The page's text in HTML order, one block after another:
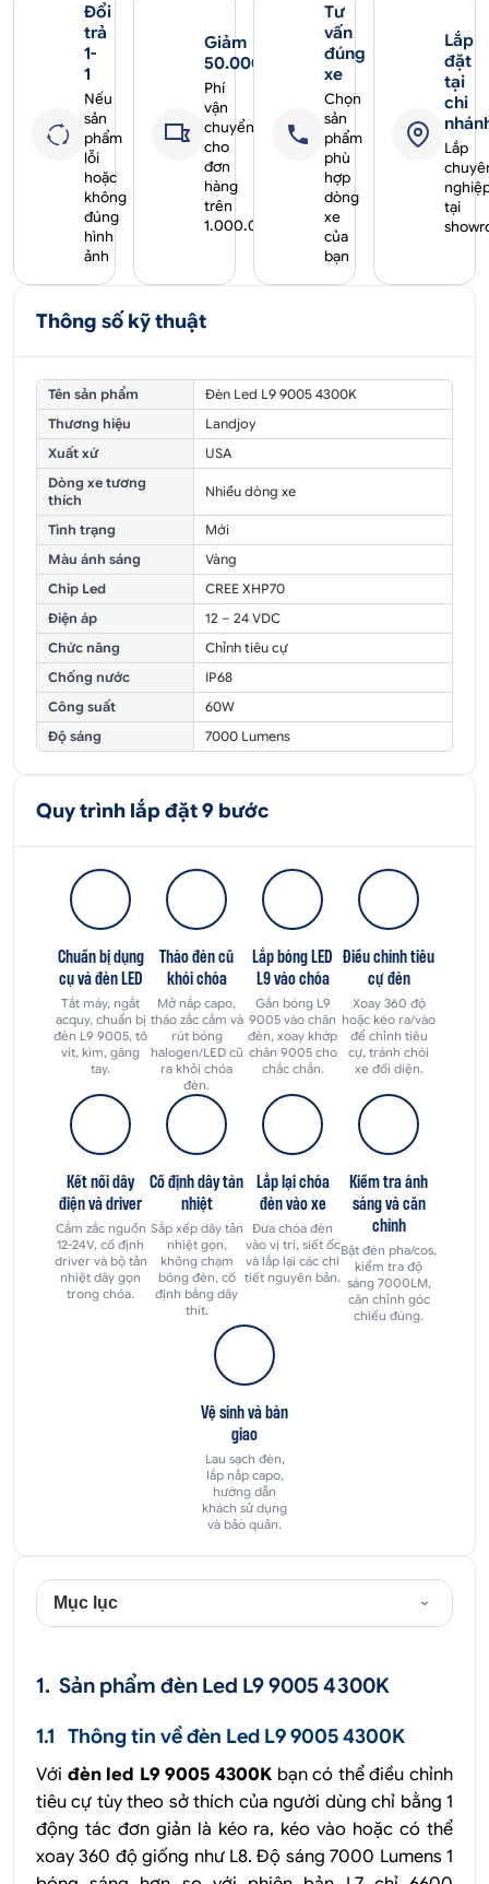
Đổi
trả
1-
1
Nếu
sản
phẩm
lỗi
hoặc
không
đúng
hình
ảnh
Giảm
50.000₫
Phí
vận
chuyển
cho
đơn
hàng
trên
1.000.000₫
Tư
vấn
đúng
xe
Chọn
sản
phẩm
phù
hợp
dòng
xe
của
bạn
Lắp
đặt
tại
chi
Lắp
tại
Thông số kỹ thuật
Tên sản phẩm
Đèn Led L9 9005 4300K
Thương hiệu
Landjoy
Xuất xứ
USA
Dòng xe tương
thích
Nhiều dòng xe
Tình trạng
Mới
Màu ánh sáng
Vàng
Chip Led
CREE XHP70
Điện áp
12 – 24 VDC
Chức năng
Chỉnh tiêu cự
Chống nước
IP68
Công suất
60W
Độ sáng
7000 Lumens
Quy trình lắp đặt 9 bước
Chuẩn bị dụng
cụ và đèn LED
Tắt máy, ngắt
acquy, chuẩn bị
đèn L9 9005, tô
vít, kìm, găng
tay.
Tháo đèn cũ
khỏi chóa
Mở nắp capo,
tháo zắc cắm và
rút bóng
halogen/LED cũ
ra khỏi chóa
đèn.
Lắp bóng LED
L9 vào chóa
Gắn bóng L9
9005 vào chân
đèn, xoay khớp
chân 9005 cho
chắc chắn.
Điều chỉnh tiêu
cự đèn
Xoay 360 độ
hoặc kéo ra/vào
để chỉnh tiêu
cự, tránh chói
xe đối diện.
Kết nối dây
điện và driver
Cắm zắc nguồn
12-24V, cố định
driver và bộ tản
nhiệt dây gọn
trong chóa.
Cố định dây tản
nhiệt
Sắp xếp dây tản
nhiệt gọn,
không chạm
bóng đèn, cố
định bằng dây
thít.
Lắp lại chóa
đèn vào xe
Đưa chóa đèn
vào vị trí, siết ốc
và lắp lại các chi
tiết nguyên bản.
Kiểm tra ánh
sáng và căn
chỉnh
Bật đèn pha/cos,
kiểm tra độ
sáng 7000LM,
căn chỉnh góc
chiếu đúng.
Vệ sinh và bàn
giao
Lau sạch đèn,
lắp nắp capo,
hướng dẫn
khách sử dụng
và bảo quản.
Mục lục
1. Sản phẩm đèn Led L9 9005 4300K
1.1 Thông tin về đèn Led L9 9005 4300K
Với đèn led L9 9005 4300K bạn có thể điều chỉnh
tiêu cự tùy theo sở thích của người dùng chỉ bằng 1
động tác đơn giản là kéo ra, kéo vào hoặc có thể
xoay 360 độ giống như L8. Độ sáng 7000 Lumens 1